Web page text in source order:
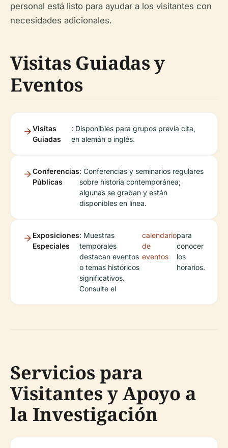
personal está listo para ayudar a los visitantes con
necesidades adicionales.
Visitas Guiadas y
Eventos
Visitas
Guiadas
: Disponibles para grupos previa cita,
en alemán o inglés.
Conferencias
Públicas
: Conferencias y seminarios regulares
sobre historia contemporánea;
algunas se graban y están
disponibles en línea.
Exposiciones
Especiales
: Muestras
temporales
destacan eventos
o temas históricos
significativos.
Consulte el
calendario
de
eventos
para
conocer
los
horarios.
Servicios para
Visitantes y Apoyo a
la Investigación